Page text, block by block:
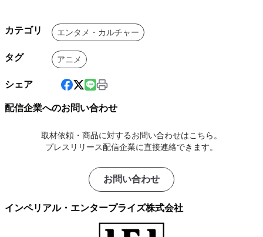
カテゴリ エンタメ・カルチャー
タグ アニメ
シェア
配信企業へのお問い合わせ
取材依頼・商品に対するお問い合わせはこちら。
プレスリリース配信企業に直接連絡できます。
お問い合わせ
インペリアル・エンタープライズ株式会社